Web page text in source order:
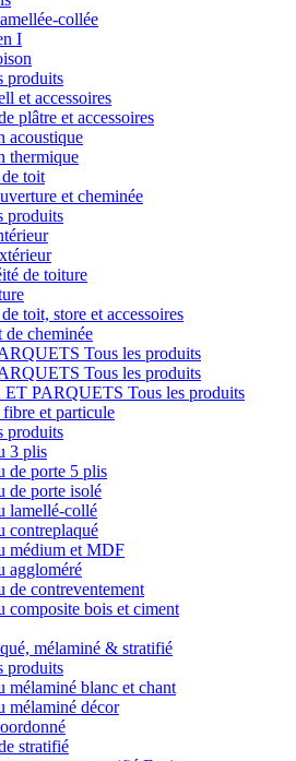
collée
I
produits
et accessoires
plâtre et accessoires
acoustique
thermique
toit
et cheminée
produits
de toiture
toit, store et accessoires
de cheminée
Tous les produits
Tous les produits
PARQUETS Tous les produits
fibre et particule
produits
3 plis
de porte 5 plis
de porte isolé
lamellé-collé
contreplaqué
médium et MDF
aggloméré
de contreventement
composite bois et ciment
mélaminé & stratifié
produits
mélaminé blanc et chant
mélaminé décor
stratifié